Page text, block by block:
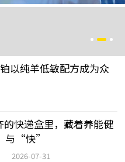
以纯羊低敏配方成为众
的快递盒里，藏着养能健
“快”
2026-07-31